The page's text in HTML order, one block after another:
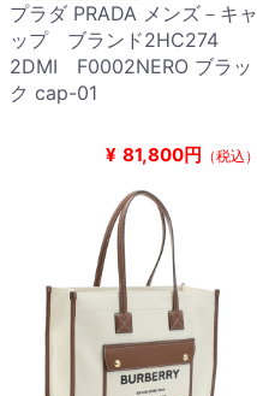
プラダ PRADA メンズ－キャ
ップ ブランド2HC274
2DMI F0002NERO ブラッ
ク cap-01
¥ 81,800円 （税込）